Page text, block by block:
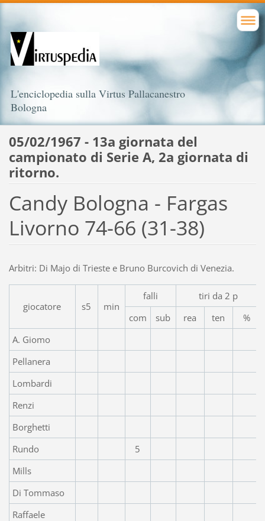
L'enciclopedia sulla Virtus Pallacanestro
Bologna
05/02/1967 - 13a giornata del
campionato di Serie A, 2a giornata di
ritorno.
Candy Bologna - Fargas
Livorno 74-66 (31-38)
Arbitri: Di Majo di Trieste e Bruno Burcovich di Venezia.
giocatore s5 min
falli
tiri da 2 p
com
sub rea ten
%
A. Giomo
Pellanera
Lombardi
Renzi
Borghetti
Rundo
5
Mills
Di Tommaso
Raffaele